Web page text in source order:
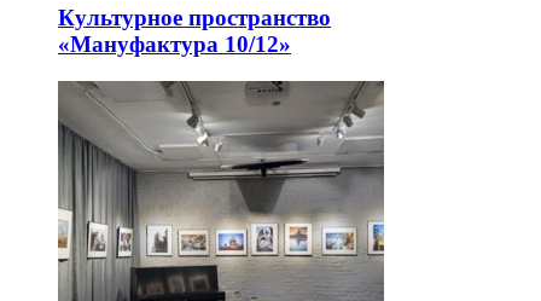
Культурное пространство
«Мануфактура 10/12»